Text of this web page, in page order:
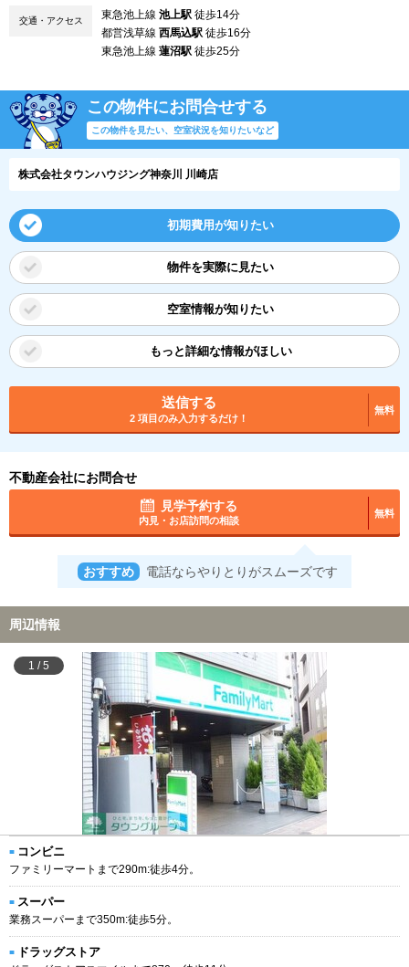
交通・アクセス 東急池上線 池上駅 徒歩14分
都営浅草線 西馬込駅 徒歩16分
東急池上線 蓮沼駅 徒歩25分
この物件にお問合せする
この物件を見たい、空室状況を知りたいなど
株式会社タウンハウジング神奈川 川崎店
初期費用が知りたい
物件を実際に見たい
空室情報が知りたい
もっと詳細な情報がほしい
送信する
2 項目のみ入力するだけ！
無料
不動産会社にお問合せ
見学予約する
内見・お店訪問の相談
無料
おすすめ 電話ならやりとりがスムーズです
周辺情報
1 / 5
コンビニ
ファミリーマートまで290m:徒歩4分。
スーパー
業務スーパーまで350m:徒歩5分。
ドラッグストア